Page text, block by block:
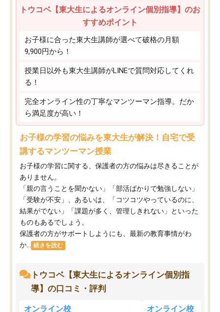
トウコベ【東大生によるオンライン個別指導】のお
すすめポイント
お子様に合った東大生講師が選べて破格の月額
9,900円から！
授業日以外も東大生講師がLINEで質問対応してくれ
る！
完全オンライン性の丁寧なマンツーマン指導。だか
ら満足度が高い！
お子様の学習の悩みを東大生が解決！自宅で受
講するマンツーマン授業
お子様の学習に関する、保護者の方の悩みは尽きることが
ありません。
「親の言うことを聞かない」「部活ばかりで勉強しない」
「受験が不安」、あるいは、「コツコツやっているのに、
結果がでない」「課題が多く、管理しきれない」といった
ものもあるでしょう。
保護者の方がサポートしようにも、最新の教育事情がわ
か...
続きを読む
トウコベ【東大生によるオンライン個別指
導】の口コミ・評判
オンライン校 オンライン校